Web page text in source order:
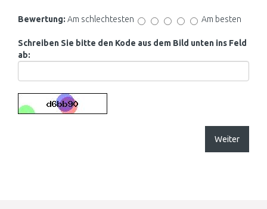
Bewertung: Am schlechtesten Am besten
Schreiben Sie bitte den Kode aus dem Bild unten ins Feld
ab:
Weiter